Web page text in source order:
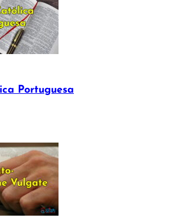
Portuguesa